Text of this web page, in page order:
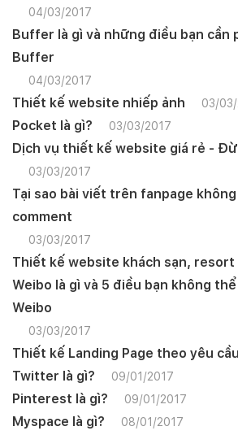
04/03/2017
Buffer là gì và những điều bạn cần
Buffer
04/03/2017
Thiết kế website nhiếp ảnh 03/
Pocket là gì? 03/03/2017
Dịch vụ thiết kế website giá rẻ -
03/03/2017
Tại sao bài viết trên fanpage
comment
03/03/2017
Thiết kế website khách sạn, resort
Weibo là gì và 5 điều bạn không
Weibo
03/03/2017
Thiết kế Landing Page theo yêu cầu
Twitter là gì? 09/01/2017
Pinterest là gì? 09/01/2017
Myspace là gì? 08/01/2017